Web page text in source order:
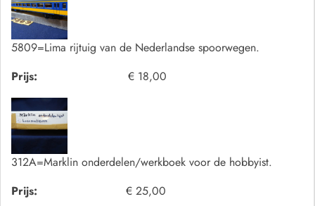
5809=Lima rijtuig van de Nederlandse spoorwegen.
Prijs:
€ 18,00
312A=Marklin onderdelen/werkboek voor de hobbyist.
Prijs:
€ 25,00